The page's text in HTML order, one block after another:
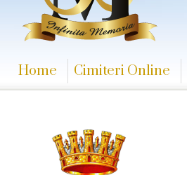
Home Cimiteri Online